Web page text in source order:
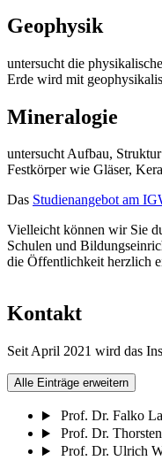
Geophysik
untersucht die
Erde wird mit
Mineralogie
untersucht Aufbau,
Festkörper wie Gläser,
Das Studienangebot am
Vielleicht können wir Sie
Schulen und
die Öffentlichkeit herzlich
Kontakt
Seit April 2021 wird das
Alle Einträge erweitern
Prof. Dr. Falko
Prof. Dr.
Prof. Dr. Ulrich